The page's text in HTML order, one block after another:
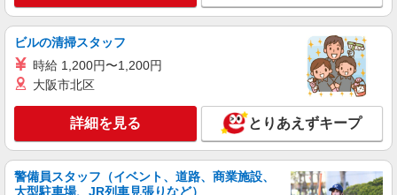
株式会社kotrio /●OK-H-2021306
丸亀市｜サ高住STAFF＊落ち着いた雰囲気で
ゆったりお仕事♪
時給1350円〜2062円 ＜日払い有/週払い有/交
丸亀市 丸亀駅周辺
キープ 詳細を見る
派遣社員
ビルの清掃スタッフ
時給 1,200円〜1,200円
大阪市北区
詳細を見る とりあえずキープ
警備員スタッフ（イベント、道路、商業施設、
大型駐車場、JR列車見張りなど）